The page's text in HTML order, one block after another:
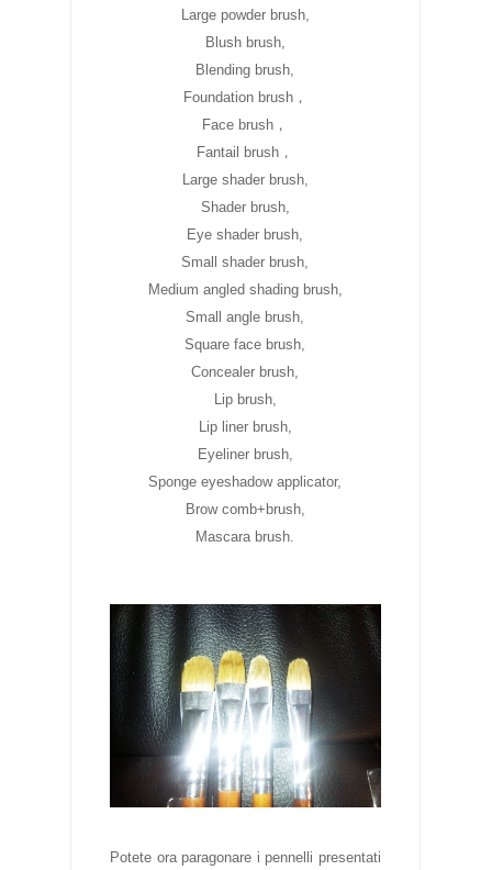
Large powder brush,
Blush brush,
Blending brush,
Foundation brush，
Face brush，
Fantail brush，
Large shader brush,
Shader brush,
Eye shader brush,
Small shader brush,
Medium angled shading brush,
Small angle brush,
Square face brush,
Concealer brush,
Lip brush,
Lip liner brush,
Eyeliner brush,
Sponge eyeshadow applicator,
Brow comb+brush,
Mascara brush.
Potete ora paragonare i pennelli presentati